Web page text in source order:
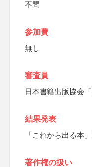
不問
参加費
無し
審査員
日本書籍出版協会
結果発表
「これから出る本
著作権の扱い